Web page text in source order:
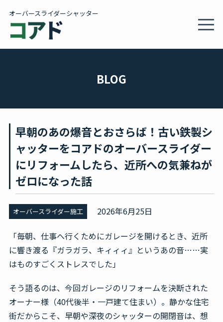
オーバースライダーシャッター
会社概要
カタログ
無料見積・お問合せ
BLOG
早朝のあの爆音とおさらば！古い鉄製シ
ャッターをコアドのオーバースライダー
にリフォームしたら、近所への気兼ねが
ゼロになった話
オーバースライダー施工 2026年6月25日
「毎朝、仕事へ行くためにガレージを開けるとき、近所
に響き渡る『ガラガラ、キィィィ』というあの音……実
はものすごくストレスでした」
そう語るのは、今回ガレージのリフォームを決断された
オーナー様（40代後半・一戸建て住まい）。静かな住宅
街だからこそ、早朝や深夜のシャッターの開閉音は、想